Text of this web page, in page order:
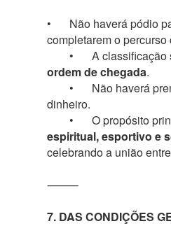
•
Não haverá pódio
completarem o percurso
•
A classificação
ordem de chegada.
•
Não haverá
dinheiro.
•
O propósito
espiritual, esportivo e
celebrando a união
⸻
7. DAS CONDIÇÕES